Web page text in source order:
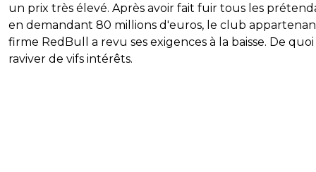
un prix très élevé. Après avoir fait fuir tous les
en demandant 80 millions d'euros, le club
firme RedBull a revu ses exigences à la baisse. De quoi
raviver de vifs intérêts.